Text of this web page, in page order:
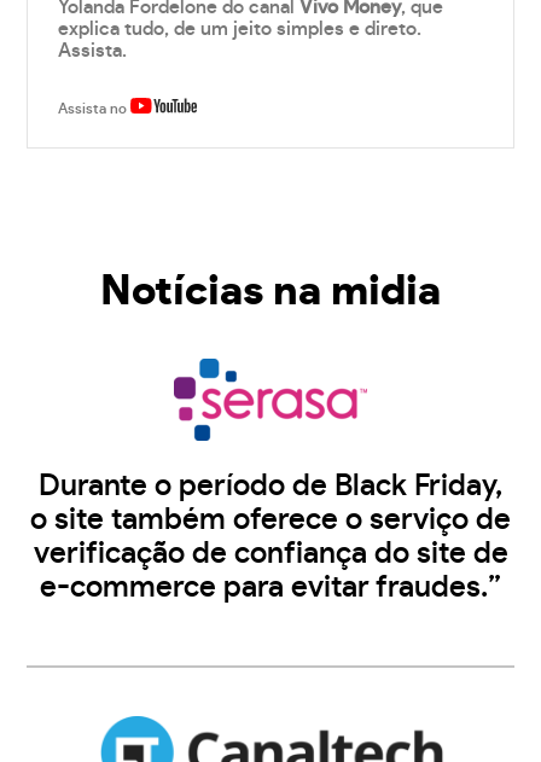
Yolanda Fordelone do canalVivo Money, que
explica tudo, de um jeito simples e direto.
Assista.
Assista no
Notícias na midia
Durante o período de Black Friday,
o site também oferece o serviço de
verificação de confiança do site de
e-commerce para evitar fraudes.”